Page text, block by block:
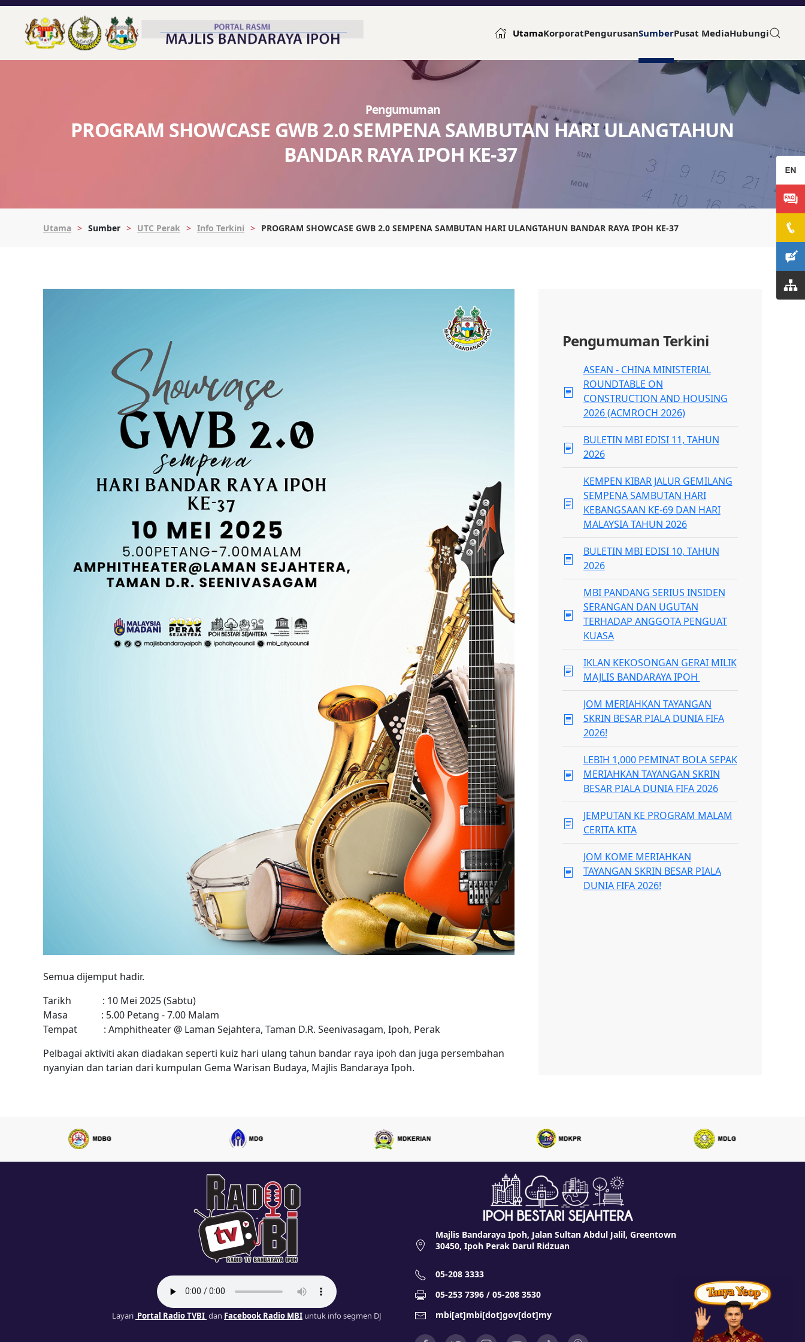
UtamaKorporatPengurusanSumberPusat MediaHubungi
Pengumuman
PROGRAM SHOWCASE GWB 2.0 SEMPENA SAMBUTAN HARI ULANGTAHUN
BANDAR RAYA IPOH KE-37
Utama Sumber UTC Perak Info Terkini PROGRAM SHOWCASE GWB 2.0 SEMPENA SAMBUTAN HARI ULANGTAHUN BANDAR RAYA IPOH KE-37
Semua dijemput hadir.
Tarikh : 10 Mei 2025 (Sabtu)
Masa : 5.00 Petang - 7.00 Malam
Tempat : Amphitheater @ Laman Sejahtera, Taman D.R. Seenivasagam, Ipoh, Perak
Pelbagai aktiviti akan diadakan seperti kuiz hari ulang tahun bandar raya ipoh dan juga persembahan
nyanyian dan tarian dari kumpulan Gema Warisan Budaya, Majlis Bandaraya Ipoh.
Pengumuman Terkini
ASEAN - CHINA MINISTERIAL
ROUNDTABLE ON
CONSTRUCTION AND HOUSING
2026 (ACMROCH 2026)
BULETIN MBI EDISI 11, TAHUN
2026
KEMPEN KIBAR JALUR GEMILANG
SEMPENA SAMBUTAN HARI
KEBANGSAAN KE-69 DAN HARI
MALAYSIA TAHUN 2026
BULETIN MBI EDISI 10, TAHUN
2026
MBI PANDANG SERIUS INSIDEN
SERANGAN DAN UGUTAN
TERHADAP ANGGOTA PENGUAT
KUASA
IKLAN KEKOSONGAN GERAI MILIK
MAJLIS BANDARAYA IPOH
JOM MERIAHKAN TAYANGAN
SKRIN BESAR PIALA DUNIA FIFA
2026!
LEBIH 1,000 PEMINAT BOLA SEPAK
MERIAHKAN TAYANGAN SKRIN
BESAR PIALA DUNIA FIFA 2026
JEMPUTAN KE PROGRAM MALAM
CERITA KITA
JOM KOME MERIAHKAN
TAYANGAN SKRIN BESAR PIALA
DUNIA FIFA 2026!
Layari Portal Radio TVBI dan Facebook Radio MBI untuk info segmen DJ
Majlis Bandaraya Ipoh, Jalan Sultan Abdul Jalil, Greentown
30450, Ipoh Perak Darul Ridzuan
05-208 3333
05-253 7396 / 05-208 3530
mbi[at]mbi[dot]gov[dot]my